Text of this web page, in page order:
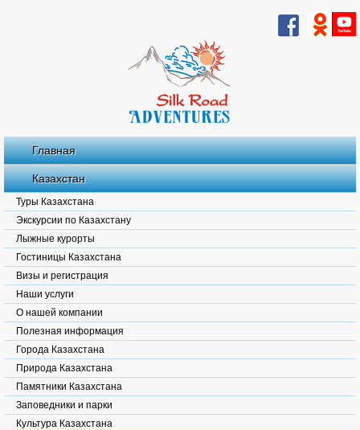
Главная
Казахстан
Туры Казахстана
Экскурсии по Казахстану
Лыжные курорты
Гостиницы Казахстана
Визы и регистрация
Наши услуги
О нашей компании
Полезная информация
Города Казахстана
Природа Казахстана
Памятники Казахстана
Заповедники и парки
Культура Казахстана